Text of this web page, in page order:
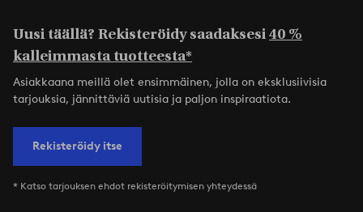
Uusi täällä? Rekisteröidy saadaksesi40 %
kalleimmasta tuotteesta*
Asiakkaana meillä olet ensimmäinen, jolla on eksklusiivisia
tarjouksia, jännittäviä uutisia ja paljon inspiraatiota.
Rekisteröidy itse
* Katso tarjouksen ehdot rekisteröitymisen yhteydessä